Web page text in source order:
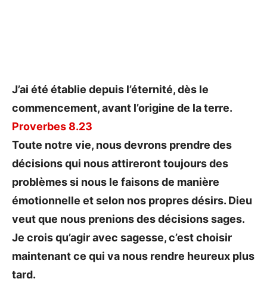
J’ai été établie depuis l’éternité, dès le
commencement, avant l’origine de la terre.
Proverbes 8.23
Toute notre vie, nous devrons prendre des
décisions qui nous attireront toujours des
problèmes si nous le faisons de manière
émotionnelle et selon nos propres désirs. Dieu
veut que nous prenions des décisions sages.
Je crois qu’agir avec sagesse, c’est choisir
maintenant ce qui va nous rendre heureux plus
tard.